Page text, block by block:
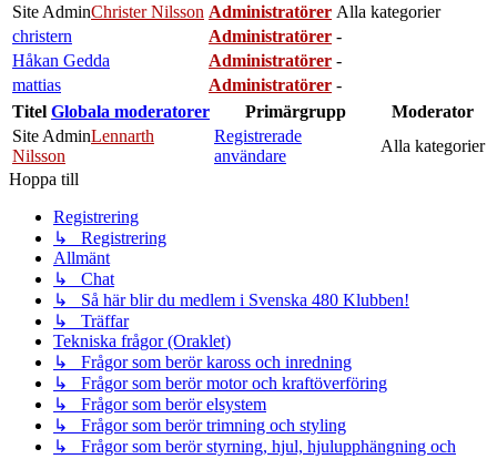
Site AdminChrister Nilsson Administratörer Alla kategorier
christern
Administratörer -
Håkan Gedda
Administratörer -
mattias
Administratörer -
Titel Globala moderatorer Primärgrupp
Moderator
Site AdminLennarth
Nilsson
Registrerade
användare
Alla kategorier
Hoppa till
Registrering
↳ Registrering
Allmänt
↳ Chat
↳ Så här blir du medlem i Svenska 480 Klubben!
↳ Träffar
Tekniska frågor (Oraklet)
↳ Frågor som berör kaross och inredning
↳ Frågor som berör motor och kraftöverföring
↳ Frågor som berör elsystem
↳ Frågor som berör trimning och styling
↳ Frågor som berör styrning, hjul, hjulupphängning och